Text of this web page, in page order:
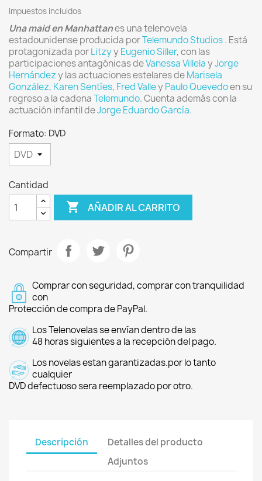
Impuestos incluidos
Una maid en Manhattanes una telenovela
estadounidense producida porTelemundo Studios. Está
protagonizada porLitzyyEugenio Siller, con las
participaciones antagónicas deVanessa VillelayJorge
Hernándezy las actuaciones estelares deMarisela
González, Karen Sentíes, Fred ValleyPaulo Quevedoen su
regreso a la cadenaTelemundo. Cuenta además con la
actuación infantil deJorge Eduardo García.
Formato: DVD
Cantidad
 AÑADIR AL CARRITO
Compartir
Comprar con seguridad, comprar con tranquilidad
con
Protección de compra de PayPal.
Los Telenovelas se envían dentro de las
48 horas siguientes a la recepción del pago.
Los novelas estan garantizadas.por lo tanto
cualquier
DVD defectuoso sera reemplazado por otro.
Descripción
Detalles del producto
Adjuntos